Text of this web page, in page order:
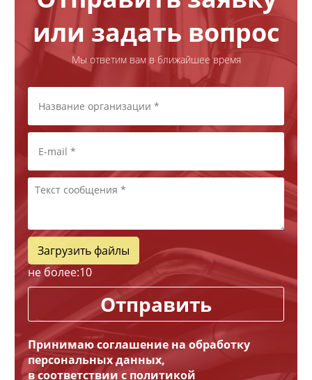
или задать вопрос
Мы ответим вам в ближайшее время
Загрузить файлы
не более:10
Отправить
Принимаю соглашение на обработку
персональных данных,
в соответствии с политикой